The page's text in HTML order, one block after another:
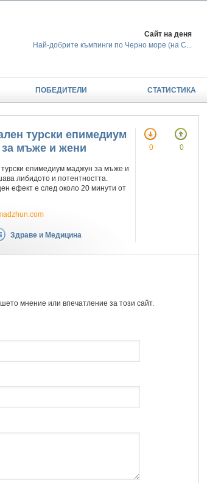
Сайт на деня
Най-добрите къмпинги по Черно море (на С...
ПОБЕДИТЕЛИ СТАТИСТИКА
турски епимедиум
мъже и жени
епимедиум маджун за мъже и
либидото и потентността.
ефект е след около 20 минути от
Здраве и Медицина
0 0
мнение или впечатление за този сайт.